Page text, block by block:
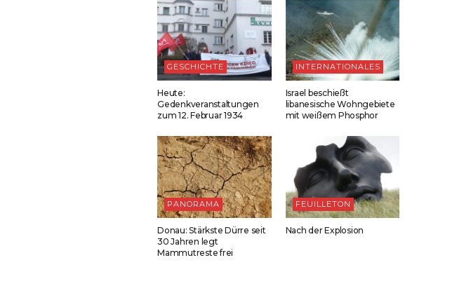
GESCHICHTE
Heute:
Gedenkveranstaltungen
zum 12. Februar 1934
INTERNATIONALES
Israel beschießt
libanesische Wohngebiete
mit weißem Phosphor
PANORAMA
Donau: Stärkste Dürre seit
30 Jahren legt
Mammutreste frei
FEUILLETON
Nach der Explosion